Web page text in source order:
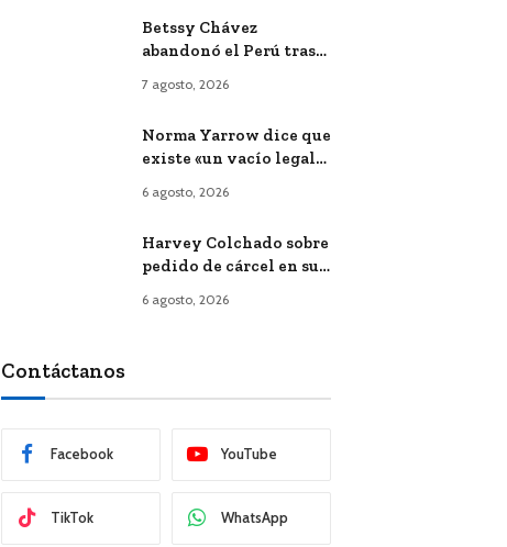
libertad
Betssy Chávez
abandonó el Perú tras
del gobierno de Keiko
7 agosto, 2026
Norma Yarrow dice que
existe «un vacío legal»
reelección inmediata
tiene que ver el JNE»
6 agosto, 2026
Harvey Colchado sobre
pedido de cárcel en su
de los cargos que se me
6 agosto, 2026
Contáctanos
Facebook YouTube
TikTok WhatsApp